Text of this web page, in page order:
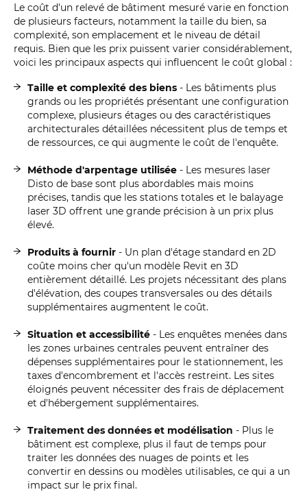
Le coût d'un relevé de bâtiment mesuré varie en fonction
de plusieurs facteurs, notamment la taille du bien, sa
complexité, son emplacement et le niveau de détail
requis. Bien que les prix puissent varier considérablement,
voici les principaux aspects qui influencent le coût global :
Taille et complexité des biens - Les bâtiments plus
grands ou les propriétés présentant une configuration
complexe, plusieurs étages ou des caractéristiques
architecturales détaillées nécessitent plus de temps et
de ressources, ce qui augmente le coût de l'enquête.
Méthode d'arpentage utilisée - Les mesures laser
Disto de base sont plus abordables mais moins
précises, tandis que les stations totales et le balayage
laser 3D offrent une grande précision à un prix plus
élevé.
Produits à fournir - Un plan d'étage standard en 2D
coûte moins cher qu'un modèle Revit en 3D
entièrement détaillé. Les projets nécessitant des plans
d'élévation, des coupes transversales ou des détails
supplémentaires augmentent le coût.
Situation et accessibilité - Les enquêtes menées dans
les zones urbaines centrales peuvent entraîner des
dépenses supplémentaires pour le stationnement, les
taxes d'encombrement et l'accès restreint. Les sites
éloignés peuvent nécessiter des frais de déplacement
et d'hébergement supplémentaires.
Traitement des données et modélisation - Plus le
bâtiment est complexe, plus il faut de temps pour
traiter les données des nuages de points et les
convertir en dessins ou modèles utilisables, ce qui a un
impact sur le prix final.